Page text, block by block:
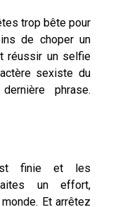
trop bête pour
de choper un
réussir un selfie
sexiste du
phrase.
finie et les
un effort,
Et arrêtez